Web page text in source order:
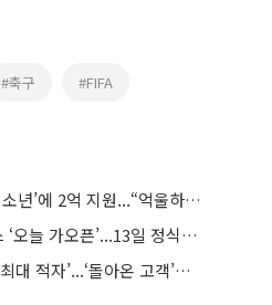
#축구 #FIFA
장혜선 이사장, ‘가정 밖 청소년’에 2억 지원...“억울하고 아파도 단단해지길”
2000억 수혈받은 홈플러스 ‘오늘 가오픈’...13일 정식 개장 시험대
쿠팡, 3대 악재 속 상반기 ‘최대 적자’...‘돌아온 고객’에 수익성 반등 주목